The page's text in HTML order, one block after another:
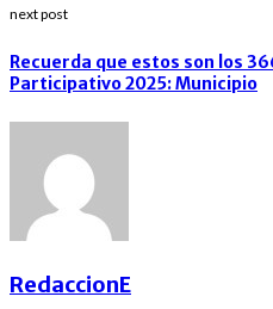
next post
Recuerda que estos son los
Participativo 2025: Municipio
RedaccionE